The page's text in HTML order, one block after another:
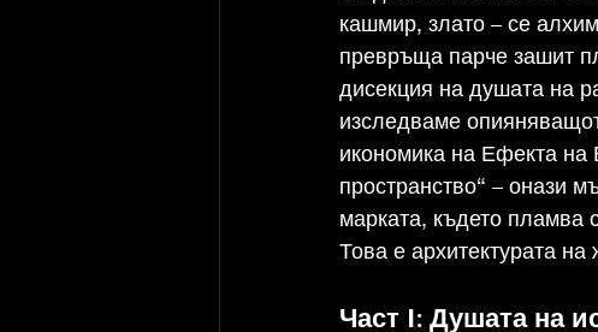
кашмир, злато – се
превръща парче зашит
дисекция на душата на
изследваме
икономика на Ефекта на
пространство“ – онази
марката, където пламва
Това е архитектурата на
Част I: Душата на